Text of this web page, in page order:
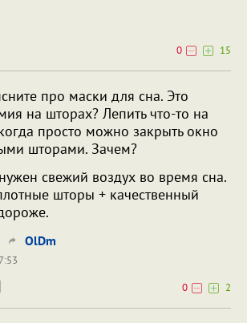
0
15
про маски для сна. Это
на шторах? Лепить что-то на
просто можно закрыть окно
шторами. Зачем?
свежий воздух во время сна.
шторы + качественный
OlDm
0
2